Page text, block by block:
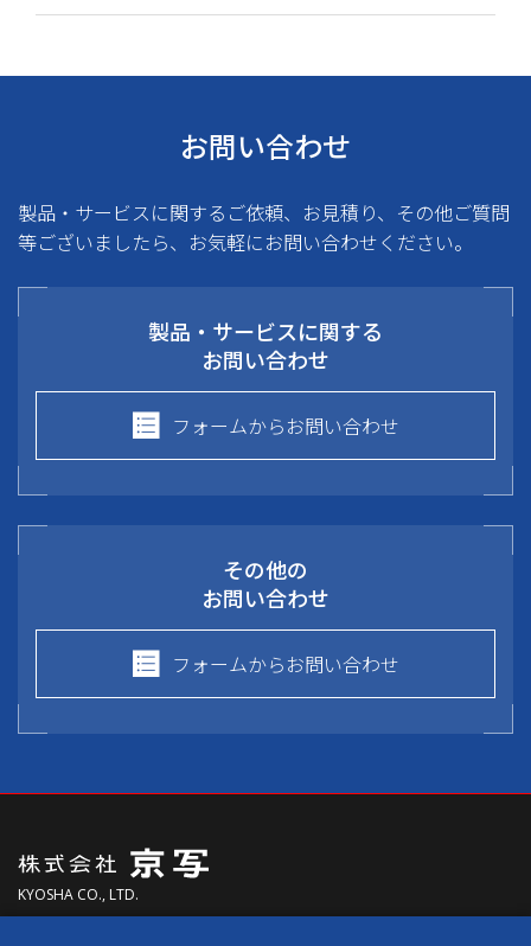
お問い合わせ
製品・サービスに関するご依頼、お見積り、その他ご質問
等ございましたら、お気軽にお問い合わせください。
製品・サービスに関する
お問い合わせ
フォームからお問い合わせ
その他の
お問い合わせ
フォームからお問い合わせ
KYOSHA CO., LTD.